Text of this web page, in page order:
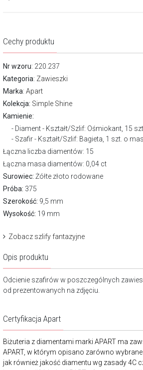
Cechy produktu
Nr wzoru: 220.237
Kategoria: Zawieszki
Marka: Apart
Kolekcja: Simple Shine
Kamienie:
Diament - Kształt/Szlif: Ośmiokant, 15
Szafir - Kształt/Szlif: Bagieta, 1 szt. o
Łączna liczba diamentów: 15
Łączna masa diamentów: 0,04 ct
Surowiec: Żółte złoto rodowane
Próba: 375
Szerokość: 9,5 mm
Wysokość: 19 mm
Zobacz szlify fantazyjne
Opis produktu
Odcienie szafirów w poszczególnych
od prezentowanych na zdjęciu.
Certyfikacja Apart
Biżuteria z diamentami marki APART ma
APART, w którym opisano zarówno
jak również jakość diamentu wg zasady 4C